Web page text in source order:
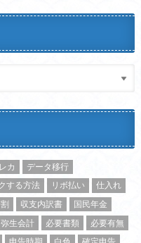
カ
データ移行
する方法 リボ払い
仕入れ
収支内訳書
国民年金
弥生会計 必要書類
必要有無